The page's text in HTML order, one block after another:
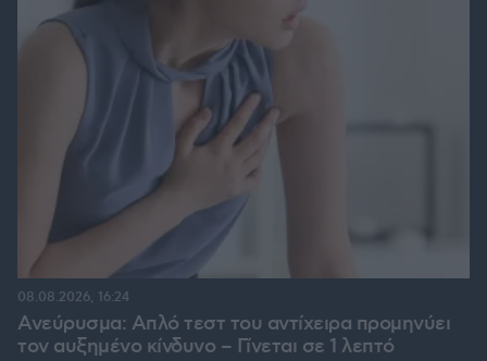
Ανεύρυσμα: Απλό τεστ του αντίχειρα προμηνύει
τον αυξημένο κίνδυνο – Γίνεται σε 1 λεπτό
08.08.2026, 16:24